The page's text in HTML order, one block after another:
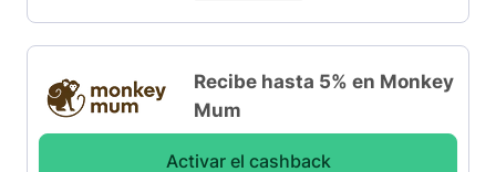
Recibe hasta 5% en Monkey
Mum
Activar el cashback